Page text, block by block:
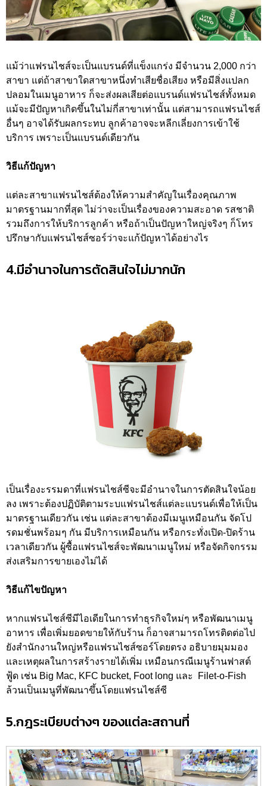
แม้ว่าแฟรนไชส์จะเป็นแบรนด์ที่แข็งแกร่ง มีจำนวน 2,000 กว่า
สาขา แต่ถ้าสาขาใดสาขาหนึ่งทำเสียชื่อเสียง หรือมีสิ่งแปลก
ปลอมในเมนูอาหาร ก็จะส่งผลเสียต่อแบรนด์แฟรนไชส์ทั้งหมด
แม้จะมีปัญหาเกิดขึ้นในไม่กี่สาขาเท่านั้น แต่สามารถแฟรนไชส์
อื่นๆ อาจได้รับผลกระทบ ลูกค้าอาจจะหลีกเลี่ยงการเข้าใช้
บริการ เพราะเป็นแบรนด์เดียวกัน
วิธีแก้ปัญหา
แต่ละสาขาแฟรนไชส์ต้องให้ความสำคัญในเรื่องคุณภาพ
มาตรฐานมากที่สุด ไม่ว่าจะเป็นเรื่องของความสะอาด รสชาติ
รวมถึงการให้บริการลูกค้า หรือถ้าเป็นปัญหาใหญ่จริงๆ ก็โทร
ปรึกษากับแฟรนไชส์ซอร์ว่าจะแก้ปัญหาได้อย่างไร
4.มีอำนาจในการตัดสินใจไม่มากนัก
เป็นเรื่องะรรมดาที่แฟรนไชส์ซีจะมีอำนาจในการตัดสินใจน้อย
ลง เพราะต้องปฏิบัติตามระบแฟรนไชส์แต่ละแบรนด์เพื่อให้เป็น
มาตรฐานเดียวกัน เช่น แต่ละสาขาต้องมีเมนูเหมือนกัน จัดโป
รดมชั่นพร้อมๆ กัน มีบริการเหมือนกัน หรือกระทั่งเปิด-ปิดร้าน
เวลาเดียวกัน ผู้ซื้อแฟรนไชส์จะพัฒนาเมนูใหม่ หรือจัดกิจกรรม
ส่งเสริมการขายเองไม่ได้
วิธีแก้ไขปัญหา
หากแฟรนไชส์ซีมีไอเดียในการทำธุรกิจใหม่ๆ หรือพัฒนาเมนู
อาหาร เพื่อเพิ่มยอดขายให้กับร้าน ก็อาจสามารถโทรติดต่อไป
ยังสำนักงานใหญ่หรือแฟรนไชส์ซอร์โดยตรง อธิบายมุมมอง
และเหตุผลในการสร้างรายได้เพิ่ม เหมือนกรณีเมนูร้านฟาสต์
ฟู้ด เช่น Big Mac, KFC bucket, Foot long และ Filet-o-Fish
ล้วนเป็นเมนูที่พัฒนาขึ้นโดยแฟรนไชส์ซี
5.กฎระเบียบต่างๆ ของแต่ละสถานที่